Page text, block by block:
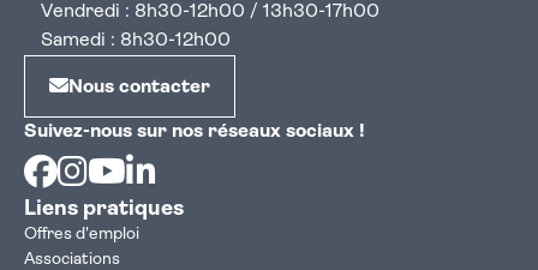
Vendredi : 8h30-12h00 / 13h30-17h00
Samedi : 8h30-12h00
Nous contacter
Suivez-nous sur nos réseaux sociaux !
Facebook
Instagram
Youtube
Liens pratiques
Offres d'emploi
Associations